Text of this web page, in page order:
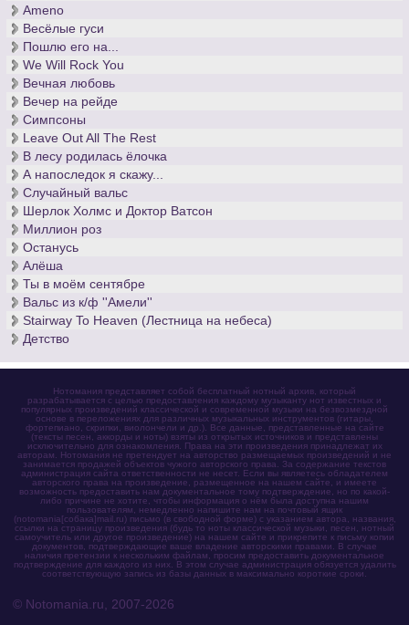
Ameno
Весёлые гуси
Пошлю его на...
We Will Rock You
Вечная любовь
Вечер на рейде
Симпсоны
Leave Out All The Rest
В лесу родилась ёлочка
А напоследок я скажу...
Случайный вальс
Шерлок Холмс и Доктор Ватсон
Миллион роз
Останусь
Алёша
Ты в моём сентябре
Вальс из к/ф ''Амели''
Stairway To Heaven (Лестница на небеса)
Детство
Нотомания представляет собой бесплатный нотный архив, который
разрабатывается с целью предоставления каждому музыканту нот известных и
популярных произведений классической и современной музыки на безвозмездной
основе в переложениях для различных музыкальных инструментов (гитары,
фортепиано, скрипки, виолончели и др.). Все данные, представленные на сайте
(тексты песен, аккорды и ноты) взяты из открытых источников и представлены
исключительно для ознакомления. Права на эти произведения принадлежат их
авторам. Нотомания не претендует на авторство размещаемых произведений и не
занимается продажей объектов чужого авторского права. За содержание текстов
администрация сайта ответственности не несет. Если вы являетесь обладателем
авторского права на произведение, размещенное на нашем сайте, и имеете
возможность предоставить нам документальное тому подтверждение, но по какой-
либо причине не хотите, чтобы информация о нём была доступна нашим
пользователям, немедленно напишите нам на почтовый ящик
(notomania[собака]mail.ru) письмо (в свободной форме) с указанием автора, названия,
ссылки на страницу произведения (будь то ноты классической музыки, песен, нотный
самоучитель или другое произведение) на нашем сайте и прикрепите к письму копии
документов, подтверждающие ваше владение авторскими правами. В случае
наличия претензии к нескольким файлам, просим предоставить документальное
подтверждение для каждого из них. В этом случае администрация обязуется удалить
соответствующую запись из базы данных в максимально короткие сроки.
© Notomania.ru, 2007-2026